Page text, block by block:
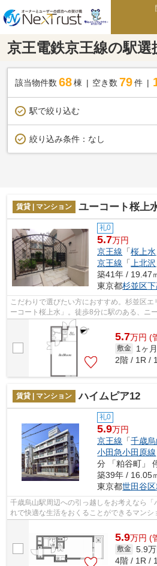
京王電鉄京王線の駅選
該当物件数 68棟 空き数 79 件
駅で絞り込む
絞り込み条件： なし
賃貸 | マンション ユーコート桜上
礼0
5.7万円
京王線 「桜上水
京王線 「上北沢
築41年 / 19.47
東京都杉並区
こだわりで選びたい方におすすめ。杉並区
ーコート桜上水」。徒歩8分に駅のある、ニ
しゃれで快適な生活をおくることができ...
5.7万円 (
敷金 1ヶ月
2階 / 1R /
賃貸 | マンション ハイムピア12
礼0
5.9万円
京王線 「千歳烏
小田急小田原線
分 「粕谷町」
築39年 / 16.05
東京都世田谷区
千歳烏山駅周辺への引っ越しをお考えなら
れで快適な生活をおくることができるマン
5.9万円 (
敷金 5.9
4階 / 1R /